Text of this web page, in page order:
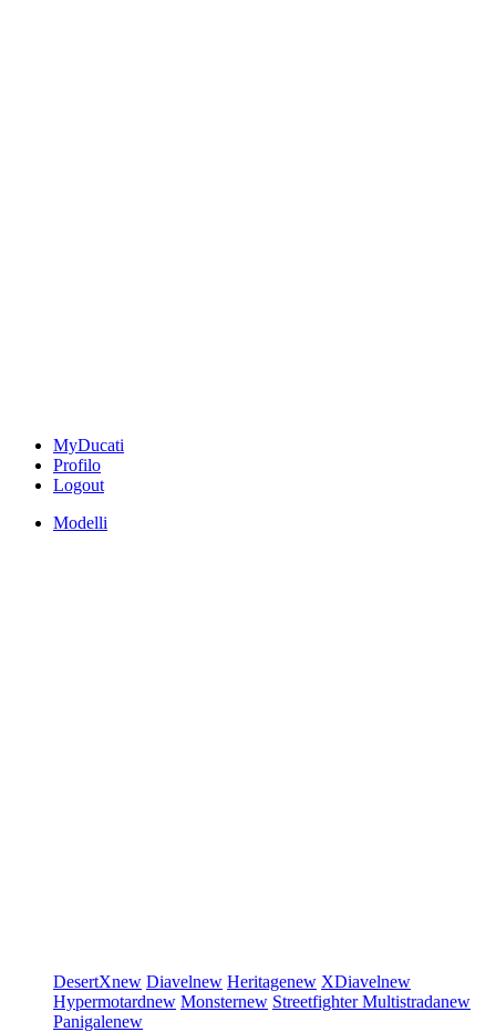
MyDucati
Profilo
Logout
Modelli
DesertXnew Diavelnew Heritagenew XDiavelnew
Hypermotardnew Monsternew StreetfighterMultistradanew
Panigalenew